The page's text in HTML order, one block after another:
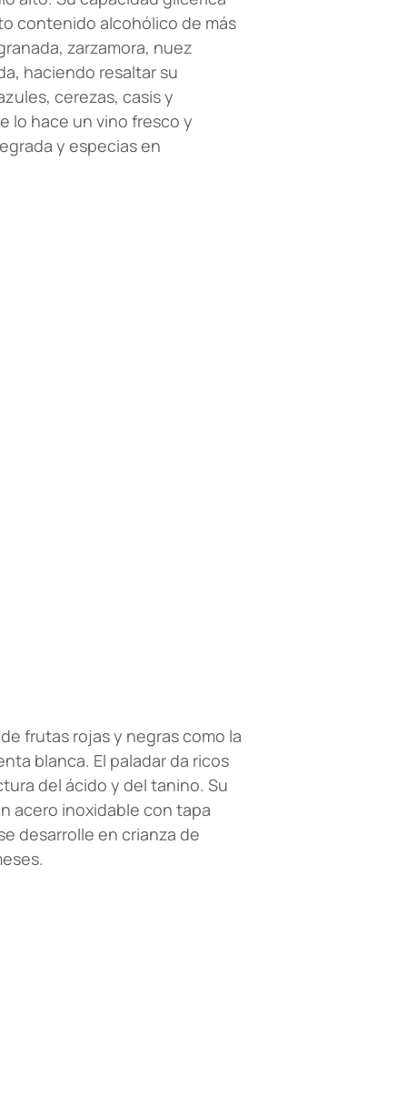
contenido alcohólico de más
zarzamora, nuez
haciendo resaltar su
cerezas, casis y
lo hace un vino fresco y
y especias en
frutas rojas y negras como la
blanca. El paladar da ricos
del ácido y del tanino. Su
acero inoxidable con tapa
desarrolle en crianza de